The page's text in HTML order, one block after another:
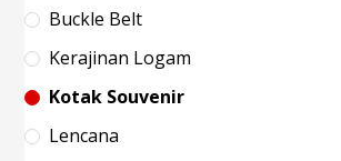
Buckle Belt
Kerajinan Logam
Kotak Souvenir
Lencana